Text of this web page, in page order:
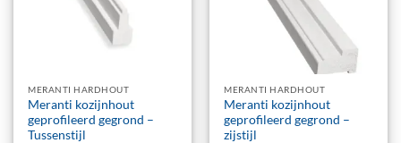
MERANTI HARDHOUT
Meranti kozijnhout
geprofileerd gegrond –
Tussenstijl
MERANTI HARDHOUT
Meranti kozijnhout
geprofileerd gegrond –
zijstijl